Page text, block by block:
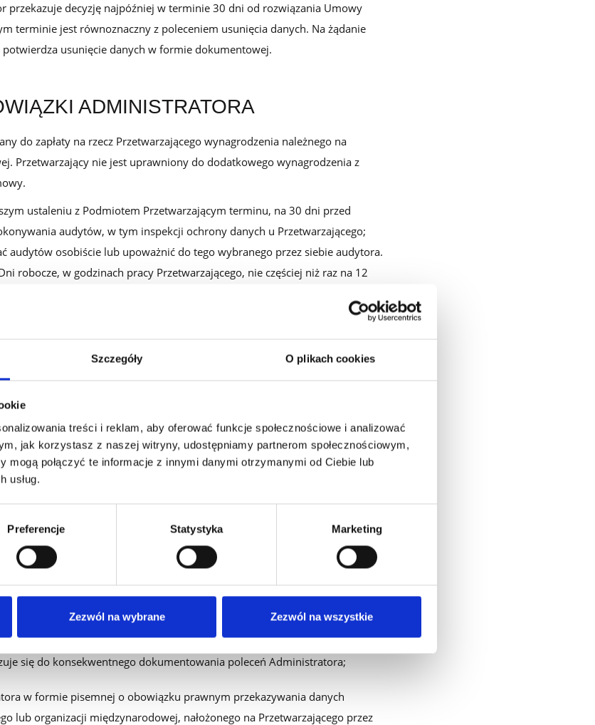
Szczegóły O plikach cookies
treści i reklam, aby oferować funkcje społecznościowe i analizować
jak korzystasz z naszej witryny, udostępniamy partnerom społecznościowym,
mogą połączyć te informacje z innymi danymi otrzymanymi od Ciebie lub
usług.
Preferencje Statystyka Marketing
Zezwól na wybrane Zezwól na wszystkie
przekazuje decyzję najpóźniej w terminie 30 dni od rozwiązania Umowy
terminie jest równoznaczny z poleceniem usunięcia danych. Na żądanie
usunięcie danych w formie dokumentowej.
ADMINISTRATORA
do zapłaty na rzecz Przetwarzającego wynagrodzenia należnego na
Przetwarzający nie jest uprawniony do dodatkowego wynagrodzenia z
ustaleniu z Podmiotem Przetwarzającym terminu, na 30 dni przed
audytów, w tym inspekcji ochrony danych u Przetwarzającego;
audytów osobiście lub upoważnić do tego wybranego przez siebie audytora.
robocze, w godzinach pracy Przetwarzającego, nie częściej niż raz na 12
do zachowania poufności i w sposób niezakłócający działalności
umożliwienia audytu może zostać zrealizowany również poprzez
aktualnych raportów z audytów lub certyfikatów posiadanych przez
odpowiada zakresowi planowanego audytu.
PRZETWARZAJĄCEGO
wyłącznie na udokumentowane polecenie Administratora, przy
mogą być przekazywane Przetwarzającemu w formie dokumentowej, w
elektronicznej lub funkcjonalności Platformy; polecenia przekazane
niezwłocznego potwierdzenia w formie dokumentowej;
się do konsekwentnego dokumentowania poleceń Administratora;
w formie pisemnej o obowiązku prawnym przekazywania danych
lub organizacji międzynarodowej, nałożonego na Przetwarzającego przez